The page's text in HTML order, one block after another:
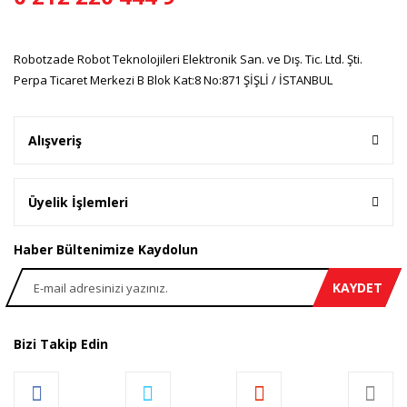
Robotzade Robot Teknolojileri Elektronik San. ve Dış. Tic. Ltd. Şti.
Perpa Ticaret Merkezi B Blok Kat:8 No:871 ŞİŞLİ / İSTANBUL
Alışveriş
Üyelik İşlemleri
Haber Bültenimize Kaydolun
KAYDET
Bizi Takip Edin